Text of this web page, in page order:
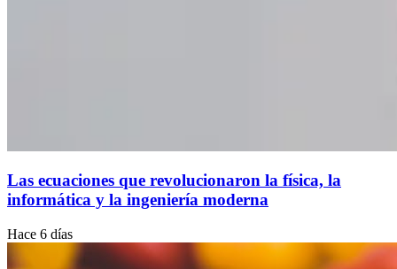
Las ecuaciones que revolucionaron la física, la
informática y la ingeniería moderna
Hace 6 días